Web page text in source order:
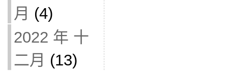
月 (4)
2022 年 十
二月 (13)